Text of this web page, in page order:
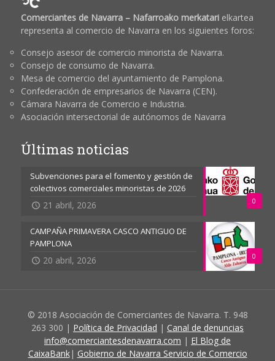
Comerciantes de Navarra – Nafarroako merkatarielkartea
representa al comercio de Navarra en los siguientes foros:
Consejo asesor de comercio minorista de Navarra.
Consejo de consumo de Navarra.
Mesa de comercio del ayuntamiento de Pamplona.
Confederación de empresarios de Navarra (CEN).
Cámara Navarra de Comercio e Industria.
Asociación intersectorial de autónomos de Navarra
Últimas noticias
0
Subvenciones para el fomento y gestión de
colectivos comerciales minoristas de 2026
21 abril, 2026
0
CAMPAÑA PRIMAVERA CASCO ANTIGUO DE
PAMPLONA
20 abril, 2026
© 2018 Asociación de Comerciantes de Navarra. T. 948
263 300 | Política de Privacidad | Canal de denuncias
info@comerciantesdenavarra.com | El Blog de
CaixaBank| Gobierno de Navarra Servicio de Comercio